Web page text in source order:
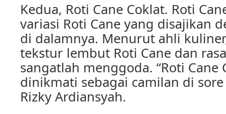
Kedua, Roti Cane Coklat. Roti
variasi Roti Cane yang disajikan
di dalamnya. Menurut ahli
tekstur lembut Roti Cane dan
sangatlah menggoda. “Roti Cane
dinikmati sebagai camilan di sore
Rizky Ardiansyah.